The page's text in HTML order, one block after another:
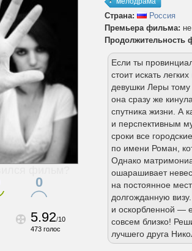
0
5.92/10
473 голос
Страна:
Россия
Премьера фильма:
Продолжительность
Если ты
стоит искать
девушки Леры тому
она сразу же
спутника жизни. А
и перспективным
сроки все
по имени Роман,
Однако
ошарашивает
на постоянное
долгожданную
и оскорбленной —
совсем близко!
лучшего друга